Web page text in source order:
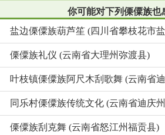
你可能对下列傈僳族也
盐边傈僳族葫芦笙 (四川省攀枝花市
傈僳族礼仪 (云南省大理州弥渡县)
叶枝镇傈僳族阿尺木刮歌舞 (云南省
同乐村傈僳族传统文化 (云南省迪庆
傈僳族刮克舞 (云南省怒江州福贡县)